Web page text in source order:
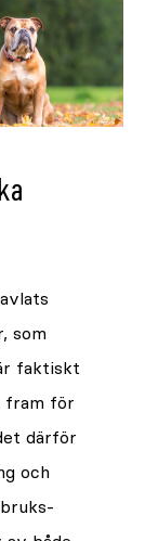
som
faktiskt
fram för
därför
och